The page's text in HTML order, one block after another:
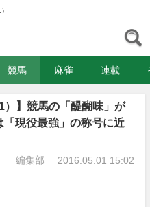
競馬 麻雀 連載
）】競馬の「醍醐味」が
「現役最強」の称号に近
編集部 2016.05.01 15:02